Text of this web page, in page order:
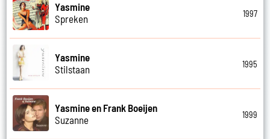
Yasmine
Spreken
1997
Yasmine
Stilstaan
1995
Yasmine en Frank Boeijen
Suzanne
1999